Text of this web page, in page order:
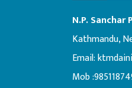
N.P. Sanchar
Kathmandu,
Email:
Mob